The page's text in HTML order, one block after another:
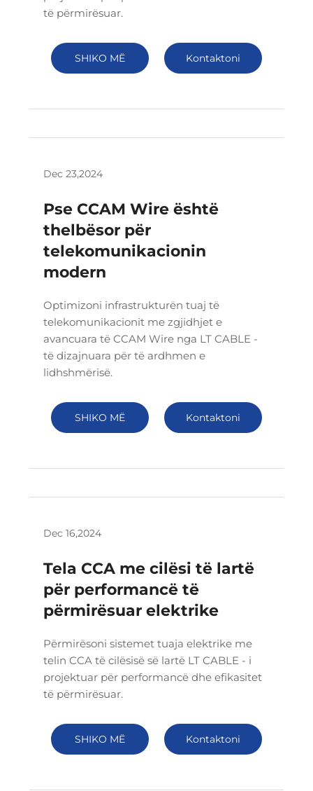
të përmirësuar.
SHIKO MË Kontaktoni
Dec 23,2024
Pse CCAM Wire është
thelbësor për
telekomunikacionin
modern
Optimizoni infrastrukturën tuaj të
telekomunikacionit me zgjidhjet e
avancuara të CCAM Wire nga LT CABLE -
të dizajnuara për të ardhmen e
lidhshmërisë.
SHIKO MË Kontaktoni
Dec 16,2024
Tela CCA me cilësi të lartë
për performancë të
përmirësuar elektrike
Përmirësoni sistemet tuaja elektrike me
telin CCA të cilësisë së lartë LT CABLE - i
projektuar për performancë dhe efikasitet
të përmirësuar.
SHIKO MË Kontaktoni